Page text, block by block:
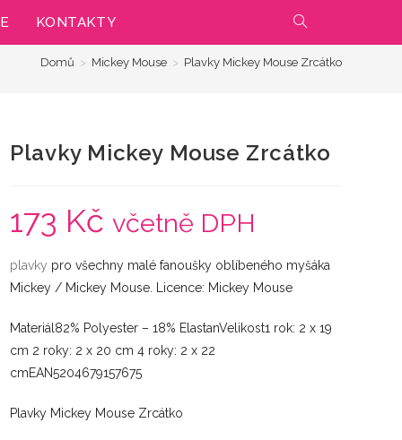
KONTAKTY PŘEPNOUT
VYHLEDÁVÁNÍ
WEBU
Domů > Mickey Mouse > Plavky Mickey Mouse Zrcátko
Plavky Mickey Mouse Zrcátko
173 Kč včetně DPH
plavky pro všechny malé fanoušky oblíbeného myšáka
Mickey / Mickey Mouse. Licence: Mickey Mouse
Materiál82% Polyester – 18% ElastanVelikost1 rok: 2 x 19
cm 2 roky: 2 x 20 cm 4 roky: 2 x 22
cmEAN5204679157675
Plavky Mickey Mouse Zrcátko